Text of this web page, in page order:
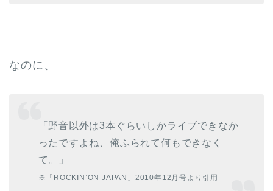
なのに、
「野音以外は3本ぐらいしかライブできなか
ったですよね、俺ふられて何もできなく
て。」
※「ROCKIN’ON JAPAN」2010年12月号より引用